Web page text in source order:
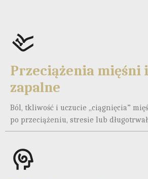
Przeciążenia mięśni
zapalne
Ból, tkliwość i uczucie „ciągnięcia”
po przeciążeniu, stresie lub